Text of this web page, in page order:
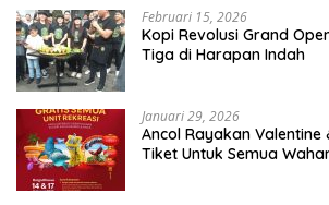
Februari 15, 2026
Kopi Revolusi Grand
Tiga di Harapan Indah
Januari 29, 2026
Ancol Rayakan Valentine
Tiket Untuk Semua